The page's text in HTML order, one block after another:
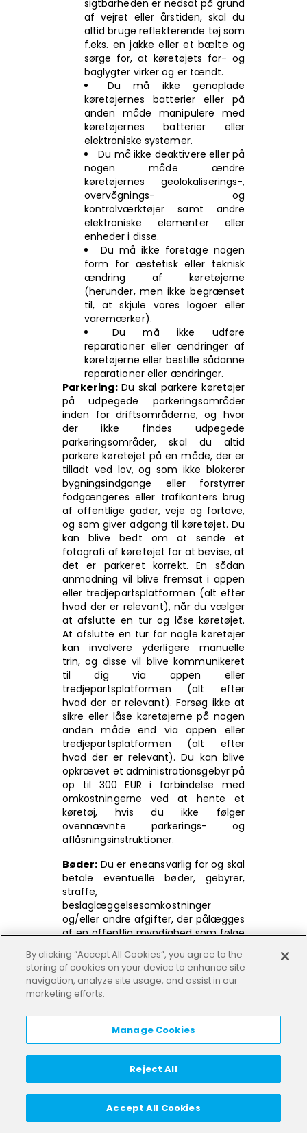
sigtbarheden er nedsat på grund
af vejret eller årstiden, skal du
altid bruge reflekterende tøj som
f.eks. en jakke eller et bælte og
sørge for, at køretøjets for- og
baglygter virker og er tændt.
Du må ikke genoplade
køretøjernes batterier eller på
anden måde manipulere med
køretøjernes batterier eller
elektroniske systemer.
Du må ikke deaktivere eller på
nogen måde ændre
køretøjernes geolokaliserings-,
overvågnings- og
kontrolværktøjer samt andre
elektroniske elementer eller
enheder i disse.
Du må ikke foretage nogen
form for æstetisk eller teknisk
ændring af køretøjerne
(herunder, men ikke begrænset
til, at skjule vores logoer eller
varemærker).
Du må ikke udføre
reparationer eller ændringer af
køretøjerne eller bestille sådanne
reparationer eller ændringer.
Parkering: Du skal parkere køretøjer
på udpegede parkeringsområder
inden for driftsområderne, og hvor
der ikke findes udpegede
parkeringsområder, skal du altid
parkere køretøjet på en måde, der er
tilladt ved lov, og som ikke blokerer
bygningsindgange eller forstyrrer
fodgængeres eller trafikanters brug
af offentlige gader, veje og fortove,
og som giver adgang til køretøjet. Du
kan blive bedt om at sende et
fotografi af køretøjet for at bevise, at
det er parkeret korrekt. En sådan
anmodning vil blive fremsat i appen
eller tredjepartsplatformen (alt efter
hvad der er relevant), når du vælger
at afslutte en tur og låse køretøjet.
At afslutte en tur for nogle køretøjer
kan involvere yderligere manuelle
trin, og disse vil blive kommunikeret
til dig via appen eller
tredjepartsplatformen (alt efter
hvad der er relevant). Forsøg ikke at
sikre eller låse køretøjerne på nogen
anden måde end via appen eller
tredjepartsplatformen (alt efter
hvad der er relevant). Du kan blive
opkrævet et administrationsgebyr på
op til 300 EUR i forbindelse med
omkostningerne ved at hente et
køretøj, hvis du ikke følger
ovennævnte parkerings- og
aflåsningsinstruktioner.
Bøder: Du er eneansvarlig for og skal
betale eventuelle bøder, gebyrer,
straffe,
beslaglæggelsesomkostninger
og/eller andre afgifter, der pålægges
af en offentlig myndighed som følge
køretøj, eller ved at du overtræder
love, regler eller bestemmelser,
mens du bruger køretøjerne, eller ved
at du ikke overholder nogen af disse
vilkår (“Bøder”). Under alle
omstændigheder forbeholder TIER
sig ret til at identificere dig og
videregive din identitet til de
relevante offentlige myndigheder,
hvis du har begået en trafikforseelse
under brug af tjenesterne eller
parkeret køretøjerne i forbudte
områder i henhold til de tilsvarende
By clicking “Accept All Cookies”, you agree to the
storing of cookies on your device to enhance site
navigation, analyze site usage, and assist in our
marketing efforts.
Manage Cookies
Reject All
Accept All Cookies